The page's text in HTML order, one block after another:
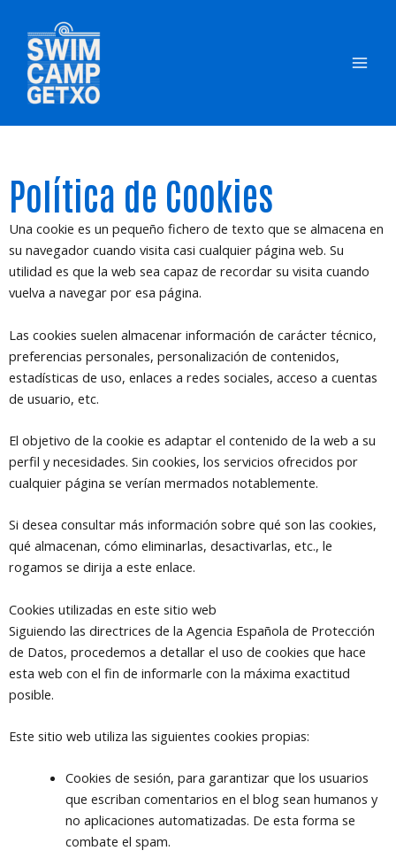
content
Política de Cookies
Una cookie es un pequeño fichero de texto que se almacena en
su navegador cuando visita casi cualquier página web. Su
utilidad es que la web sea capaz de recordar su visita cuando
vuelva a navegar por esa página.
Las cookies suelen almacenar información de carácter técnico,
preferencias personales, personalización de contenidos,
estadísticas de uso, enlaces a redes sociales, acceso a cuentas
de usuario, etc.
El objetivo de la cookie es adaptar el contenido de la web a su
perfil y necesidades. Sin cookies, los servicios ofrecidos por
cualquier página se verían mermados notablemente.
Si desea consultar más información sobre qué son las cookies,
qué almacenan, cómo eliminarlas, desactivarlas, etc., le
rogamos se dirija a este enlace.
Cookies utilizadas en este sitio web
Siguiendo las directrices de la Agencia Española de Protección
de Datos, procedemos a detallar el uso de cookies que hace
esta web con el fin de informarle con la máxima exactitud
posible.
Este sitio web utiliza las siguientes cookies propias:
Cookies de sesión, para garantizar que los usuarios
que escriban comentarios en el blog sean humanos y
no aplicaciones automatizadas. De esta forma se
combate el spam.